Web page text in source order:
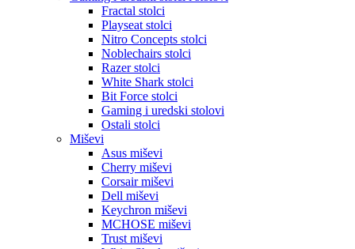
Fractal stolci
Playseat stolci
Nitro Concepts stolci
Noblechairs stolci
Razer stolci
White Shark stolci
Bit Force stolci
Gaming i uredski stolovi
Ostali stolci
Miševi
Asus miševi
Cherry miševi
Corsair miševi
Dell miševi
Keychron miševi
MCHOSE miševi
Trust miševi